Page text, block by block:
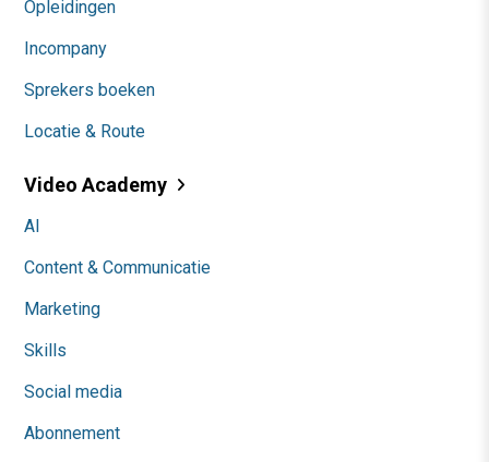
Opleidingen
Incompany
Sprekers boeken
Locatie & Route
Video Academy
AI
Content & Communicatie
Marketing
Skills
Social media
Abonnement